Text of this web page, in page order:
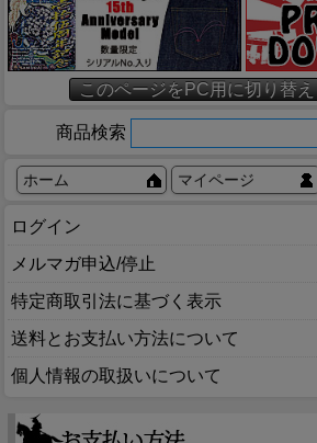
このページをPC用に切り替え
商品検索
ホーム マイページ
ログイン
メルマガ申込/停止
特定商取引法に基づく表示
送料とお支払い方法について
個人情報の取扱いについて